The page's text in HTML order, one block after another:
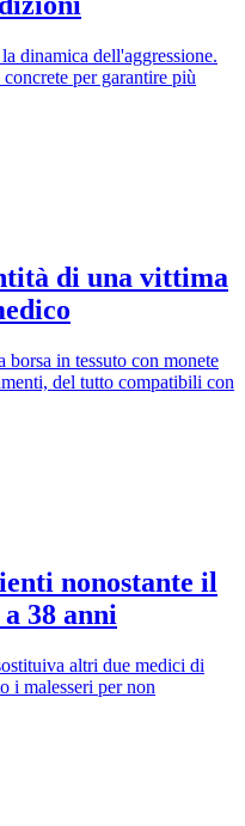
dinamica dell'aggressione.
per garantire più
di una vittima
in tessuto con monete
del tutto compatibili con
nonostante il
38 anni
altri due medici di
i malesseri per non